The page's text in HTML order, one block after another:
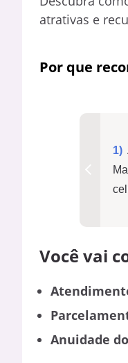
atrativas e
Por que
Você vai
Anuidade